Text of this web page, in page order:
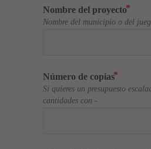
Nombre del proyecto
Nombre del municipio o del
Número de copias
Si quieres un presupuesto
cantidades con -